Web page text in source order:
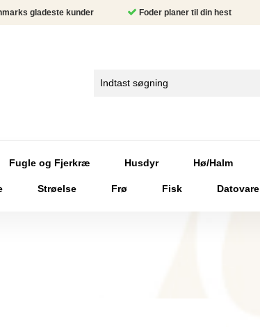
gladeste kunder Foder planer til din hest
Fugle og Fjerkræ Husdyr Hø/Halm
Strøelse Frø Fisk Datovare